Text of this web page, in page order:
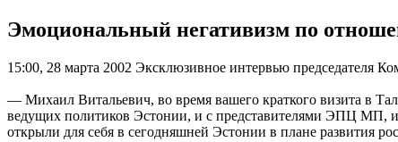
Эмоциональный негативизм по
15:00, 28 марта 2002 Эксклюзивное интервью председателя
— Михаил Витальевич, во время вашего краткого визита в
ведущих политиков Эстонии, и с представителями ЭПЦ МП,
открыли для себя в сегодняшней Эстонии в плане развития